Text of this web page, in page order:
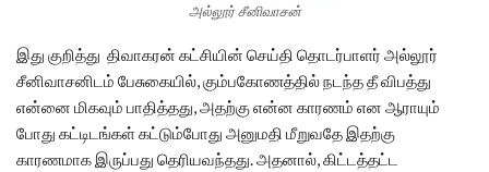
அல்லூர் சீனிவாசன்
இது குறித்து திவாகரன் கட்சியின் செய்தி தொடர்பாளர் அல்லூர்
சீனிவாசனிடம் பேசுகையில், கும்பகோணத்தில் நடந்த தீ விபத்து
என்னை மிகவும் பாதித்தது, அதற்கு என்ன காரணம் என ஆராயும்
போது கட்டிடங்கள் கட்டும்போது அனுமதி மீறுவதே இதற்கு
காரணமாக இருப்பது தெரியவந்தது. அதனால், கிட்டத்தட்ட